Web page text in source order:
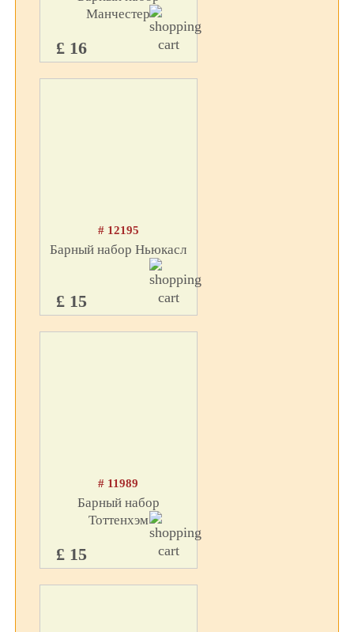
Манчестер
£ 16
# 12195
Барный набор Ньюкасл
£ 15
# 11989
Барный набор
Тоттенхэм
£ 15